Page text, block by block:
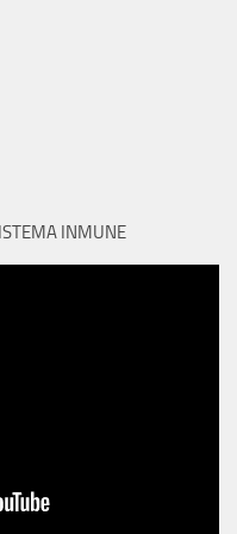
INMUNE